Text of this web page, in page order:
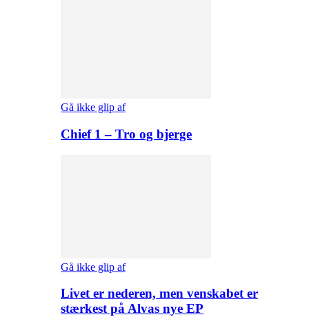
Gå ikke glip af
Chief 1 – Tro og bjerge
Gå ikke glip af
Livet er nederen, men venskabet er
stærkest på Alvas nye EP